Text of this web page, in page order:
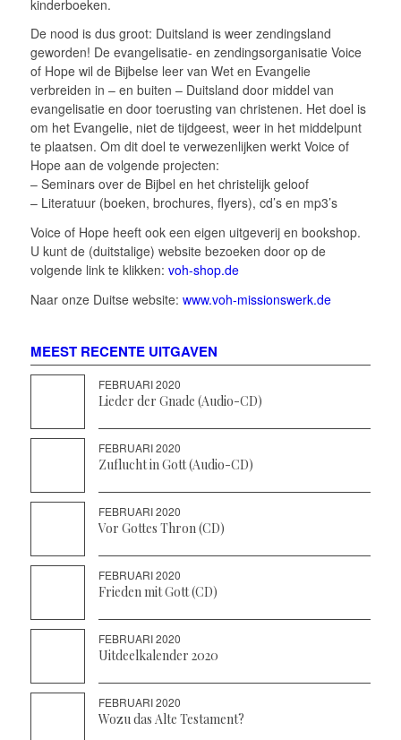
kinderboeken.
De nood is dus groot: Duitsland is weer zendingsland
geworden! De evangelisatie- en zendingsorganisatie Voice
of Hope wil de Bijbelse leer van Wet en Evangelie
verbreiden in – en buiten – Duitsland door middel van
evangelisatie en door toerusting van christenen. Het doel is
om het Evangelie, niet de tijdgeest, weer in het middelpunt
te plaatsen. Om dit doel te verwezenlijken werkt Voice of
Hope aan de volgende projecten:
– Seminars over de Bijbel en het christelijk geloof
– Literatuur (boeken, brochures, flyers), cd’s en mp3’s
Voice of Hope heeft ook een eigen uitgeverij en bookshop.
U kunt de (duitstalige) website bezoeken door op de
volgende link te klikken: voh-shop.de
Naar onze Duitse website: www.voh-missionswerk.de
MEEST RECENTE UITGAVEN
FEBRUARI 2020
Lieder der Gnade (Audio-CD)
FEBRUARI 2020
Zuflucht in Gott (Audio-CD)
FEBRUARI 2020
Vor Gottes Thron (CD)
FEBRUARI 2020
Frieden mit Gott (CD)
FEBRUARI 2020
Uitdeelkalender 2020
FEBRUARI 2020
Wozu das Alte Testament?